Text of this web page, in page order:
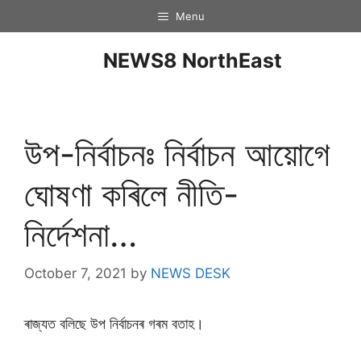
Menu
NEWS8 NorthEast
উপ-নিৰ্বাচনঃ নিৰ্বাচন আয়োগে
ঘোষণা কৰিলে নীতি-
নিৰ্দেশনা…
October 7, 2021 by NEWS DESK
ৰাজ্যত বলিছে উপ নিৰ্বাচনৰ গৰম বতাহ।